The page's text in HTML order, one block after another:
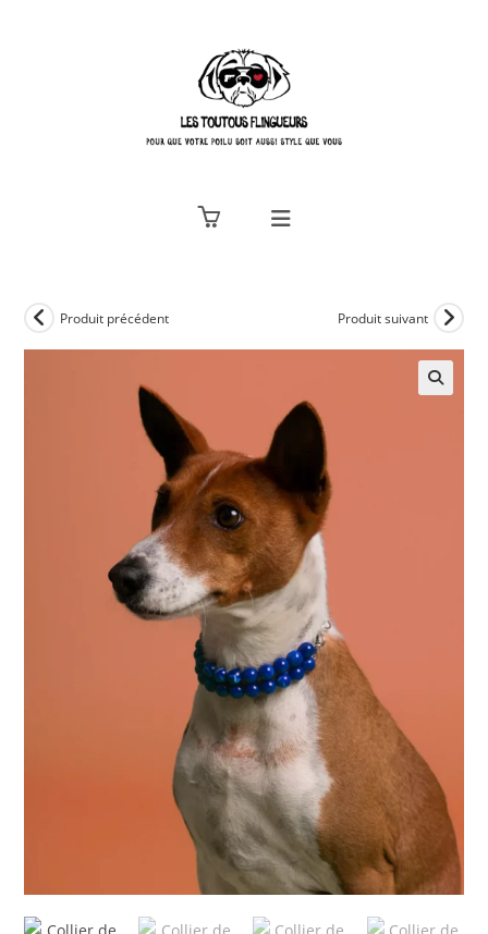
Produit précédent Produit suivant